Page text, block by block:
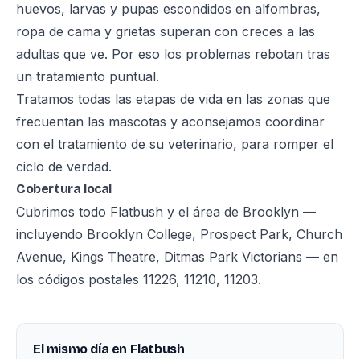
huevos, larvas y pupas escondidos en alfombras,
ropa de cama y grietas superan con creces a las
adultas que ve. Por eso los problemas rebotan tras
un tratamiento puntual.
Tratamos todas las etapas de vida en las zonas que
frecuentan las mascotas y aconsejamos coordinar
con el tratamiento de su veterinario, para romper el
ciclo de verdad.
Cobertura local
Cubrimos todo Flatbush y el área de Brooklyn —
incluyendo Brooklyn College, Prospect Park, Church
Avenue, Kings Theatre, Ditmas Park Victorians — en
los códigos postales 11226, 11210, 11203.
El mismo día en Flatbush